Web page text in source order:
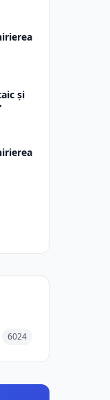
și
6024